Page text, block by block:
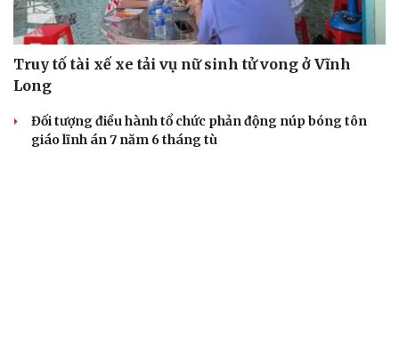
Truy tố tài xế xe tải vụ nữ sinh tử vong ở Vĩnh
Long
Đối tượng điều hành tổ chức phản động núp bóng tôn
giáo lĩnh án 7 năm 6 tháng tù